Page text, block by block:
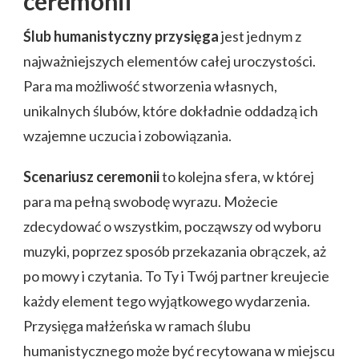
Ślub humanistyczny przysięgajest jednym z
najważniejszych elementów całej uroczystości.
Para ma możliwość stworzenia własnych,
unikalnych ślubów, które dokładnie oddadzą ich
wzajemne uczucia i zobowiązania.
Scenariusz ceremoniito kolejna sfera, w której
para ma pełną swobodę wyrazu. Możecie
zdecydować o wszystkim, począwszy od wyboru
muzyki, poprzez sposób przekazania obrączek, aż
po mowy i czytania. To Ty i Twój partner kreujecie
każdy element tego wyjątkowego wydarzenia.
Przysięga małżeńska w ramach ślubu
humanistycznego może być recytowana w miejscu